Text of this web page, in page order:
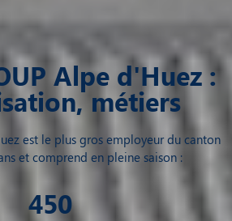
Alpe d'Huez :
métiers
est le plus gros employeur du canton
et comprend en pleine saison :
450